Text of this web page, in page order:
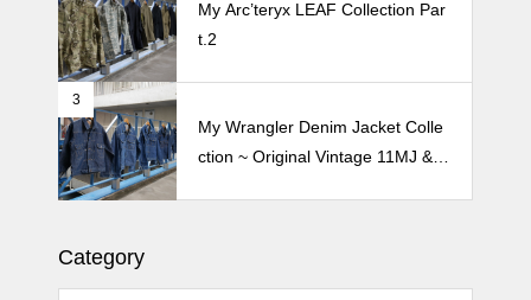
プ 2026
My Arc’teryx LEAF Collection Par
t.2
3
My Wrangler Denim Jacket Colle
ction ~ Original Vintage 11MJ & 1
Category